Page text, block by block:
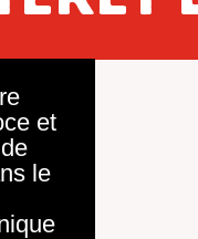
et
le